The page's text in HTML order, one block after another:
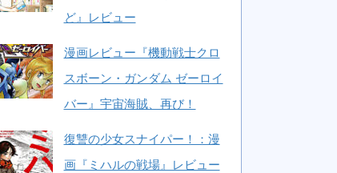
ど』レビュー
漫画レビュー『機動戦士クロ
スボーン・ガンダム ゼーロイ
バー』宇宙海賊、再び！
復讐の少女スナイパー！：漫
画『ミハルの戦場』レビュー